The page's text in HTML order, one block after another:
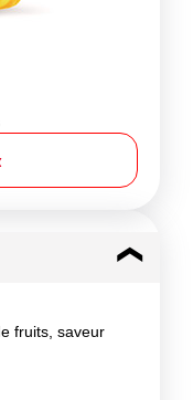
fruits, saveur